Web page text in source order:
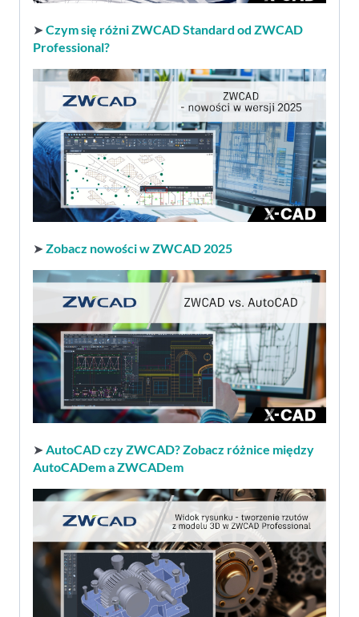
➤ Czym się różni ZWCAD Standard od ZWCAD
Professional?
➤ Zobacz nowości w ZWCAD 2025
➤ AutoCAD czy ZWCAD? Zobacz różnice między
AutoCADem a ZWCADem